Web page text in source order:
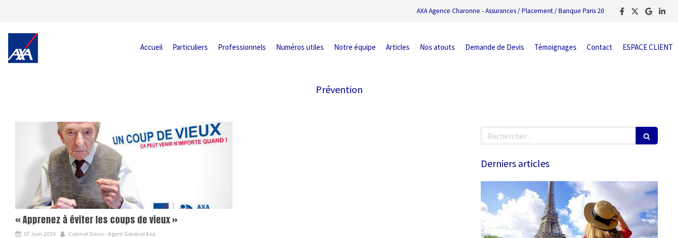
AXA Agence Charonne - Assurances / Placement / Banque Paris 20
Accueil Particuliers Professionnels Numéros utiles Notre équipe Articles Nos atouts Demande de Devis Témoignages Contact ESPACE CLIENT
Prévention
« Apprenez à éviter les coups de vieux »
07 Juin 2019 Cabinet Denis - Agent Général Axa
Rechercher
Derniers articles